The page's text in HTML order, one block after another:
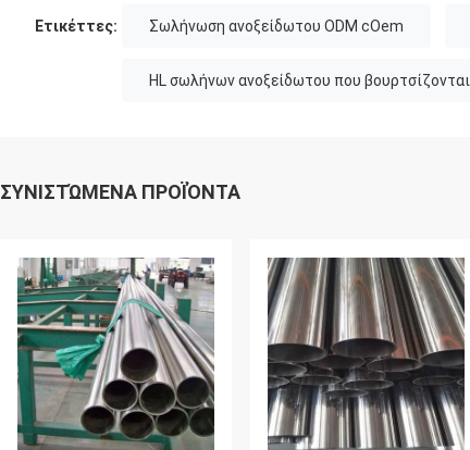
Ετικέττες: Σωλήνωση ανοξείδωτου ODM cOem
HL σωλήνων ανοξείδωτου που βουρτσίζονται
ΣΥΝΙΣΤΏΜΕΝΑ ΠΡΟΪΌΝΤΑ